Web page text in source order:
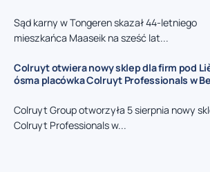
Sąd karny w Tongeren skazał 44-letniego
mieszkańca Maaseik na sześć lat...
Colruyt otwiera nowy sklep dla firm pod
ósma placówka Colruyt Professionals w
Colruyt Group otworzyła 5 sierpnia nowy
Colruyt Professionals w...